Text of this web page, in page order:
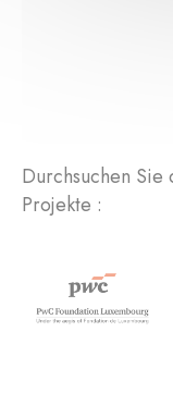
Durchsuchen
Projekte :